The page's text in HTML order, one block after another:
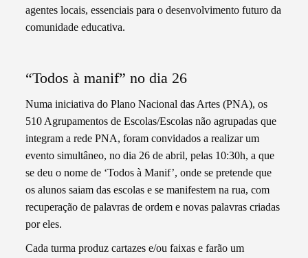
agentes locais, essenciais para o desenvolvimento futuro da
comunidade educativa.
“Todos à manif” no dia 26
Numa iniciativa do Plano Nacional das Artes (PNA), os
510 Agrupamentos de Escolas/Escolas não agrupadas que
integram a rede PNA, foram convidados a realizar um
evento simultâneo, no dia 26 de abril, pelas 10:30h, a que
se deu o nome de ‘Todos à Manif’, onde se pretende que
os alunos saiam das escolas e se manifestem na rua, com
recuperação de palavras de ordem e novas palavras criadas
por eles.
Cada turma produz cartazes e/ou faixas e farão um